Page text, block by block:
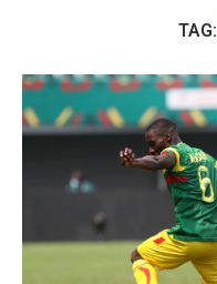
TAG: